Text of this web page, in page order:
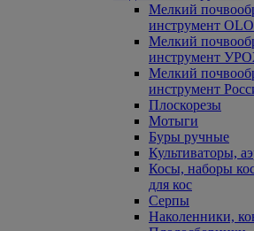
Мелкий
инструмент
Мелкий
инструмент
Мелкий
инструмент
Плоскорезы
Мотыги
Буры ручные
Культиваторы,
Косы, наборы
для кос
Серпы
Наколенники,